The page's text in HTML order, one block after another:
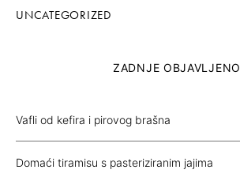
UNCATEGORIZED
ZADNJE OBJAVLJENO
Vafli od kefira i pirovog brašna
Domaći tiramisu s pasteriziranim jajima